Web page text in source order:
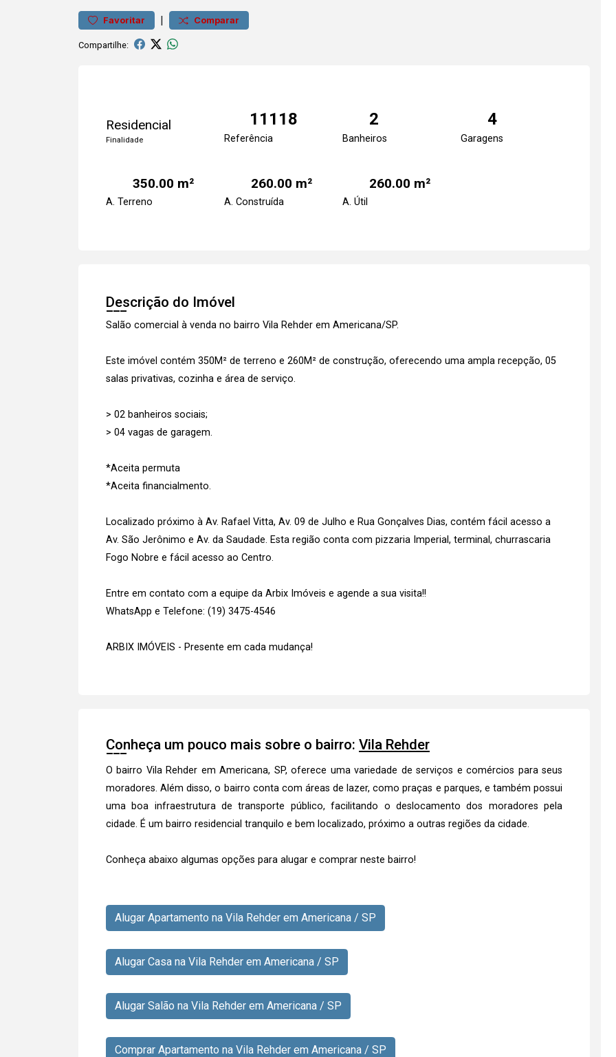
Favoritar | Comparar
Compartilhe:
Residencial
Finalidade
11118
Referência
2
Banheiros
4
Garagens
350.00 m²
A. Terreno
260.00 m²
A. Construída
260.00 m²
A. Útil
Descrição do Imóvel
Salão comercial à venda no bairro Vila Rehder em Americana/SP.
Este imóvel contém 350M² de terreno e 260M² de construção, oferecendo uma ampla recepção, 05
salas privativas, cozinha e área de serviço.
> 02 banheiros sociais;
> 04 vagas de garagem.
*Aceita permuta
*Aceita financialmento.
Localizado próximo à Av. Rafael Vitta, Av. 09 de Julho e Rua Gonçalves Dias, contém fácil acesso a
Av. São Jerônimo e Av. da Saudade. Esta região conta com pizzaria Imperial, terminal, churrascaria
Fogo Nobre e fácil acesso ao Centro.
Entre em contato com a equipe da Arbix Imóveis e agende a sua visita!!
WhatsApp e Telefone: (19) 3475-4546
ARBIX IMÓVEIS - Presente em cada mudança!
Conheça um pouco mais sobre o bairro: Vila Rehder
O bairro Vila Rehder em Americana, SP, oferece uma variedade de serviços e comércios para seus
moradores. Além disso, o bairro conta com áreas de lazer, como praças e parques, e também possui
uma boa infraestrutura de transporte público, facilitando o deslocamento dos moradores pela
cidade. É um bairro residencial tranquilo e bem localizado, próximo a outras regiões da cidade.
Conheça abaixo algumas opções para alugar e comprar neste bairro!
Alugar Apartamento na Vila Rehder em Americana / SP
Alugar Casa na Vila Rehder em Americana / SP
Alugar Salão na Vila Rehder em Americana / SP
Comprar Apartamento na Vila Rehder em Americana / SP